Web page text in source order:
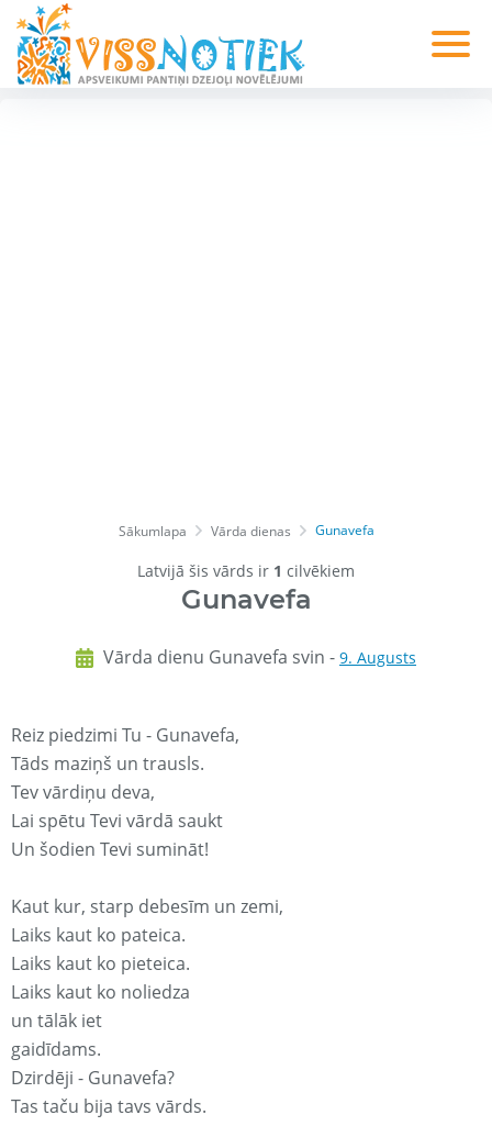
Sākumlapa Vārda dienas Gunavefa
Latvijā šis vārds ir 1 cilvēkiem
Gunavefa
Vārda dienu Gunavefa svin - 9. Augusts
Reiz piedzimi Tu - Gunavefa,
Tāds maziņš un trausls.
Tev vārdiņu deva,
Lai spētu Tevi vārdā saukt
Un šodien Tevi sumināt!
Kaut kur, starp debesīm un zemi,
Laiks kaut ko pateica.
Laiks kaut ko pieteica.
Laiks kaut ko noliedza
un tālāk iet
gaidīdams.
Dzirdēji - Gunavefa?
Tas taču bija tavs vārds.